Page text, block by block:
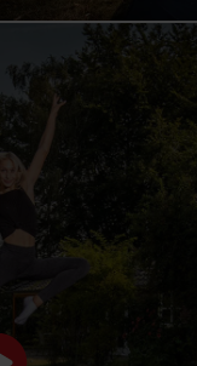
BERG
DEN PERFEKTE
BERG Favorit er
familier med små
bekymringer, mens
trampolin, der
daglig brug i haven:
altid klar til næste